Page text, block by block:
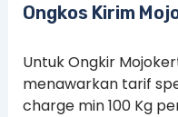
Ongkos Kirim
Untuk Ongkir
menawarkan tarif
charge min 100 Kg